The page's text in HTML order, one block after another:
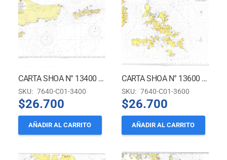
CARTA SHOA N° 13400 – TIERRA DEL FUEGO, ISLA NUEVA A ISLA DE LOS ESTADOS
SKU: 7640-C01-3400
$26.700
AÑADIR AL CARRITO
CARTA SHOA N° 13600 – ISLAS WOLLASTON Y HERMITE
SKU: 7640-C01-3600
$26.700
AÑADIR AL CARRITO